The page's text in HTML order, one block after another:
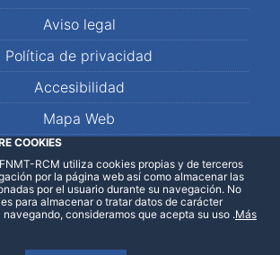
Aviso legal
Política de privacidad
Accesibilidad
Mapa Web
WhatsApp
COOKIES
RCM utiliza cookies propias y de terceros
por la página web así como almacenar las
por el usuario durante su navegación. No
para almacenar o tratar datos de carácter
consideramos que acepta su uso .Más